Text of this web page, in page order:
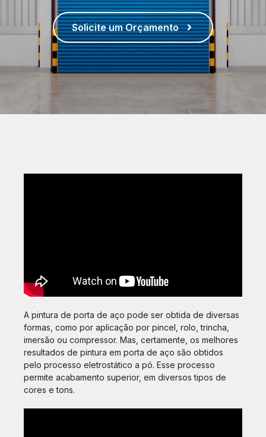
Solicite um Orçamento
A pintura de porta de aço pode ser obtida de diversas
formas, como por aplicação por pincel, rolo, trincha,
imersão ou compressor. Mas, certamente, os melhores
resultados de pintura em porta de aço são obtidos
pelo processo eletrostático a pó. Esse processo
permite acabamento superior, em diversos tipos de
cores e tons.